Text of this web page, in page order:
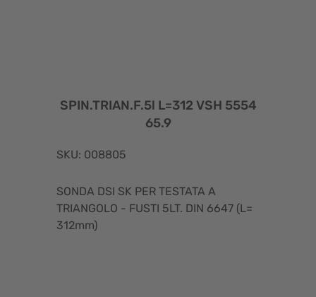
SPIN.TRIAN.F.5l L=312 VSH 5554
65.9
SKU: 008805
SONDA DSI SK PER TESTATA A
TRIANGOLO - FUSTI 5LT. DIN 6647 (L=
312mm)